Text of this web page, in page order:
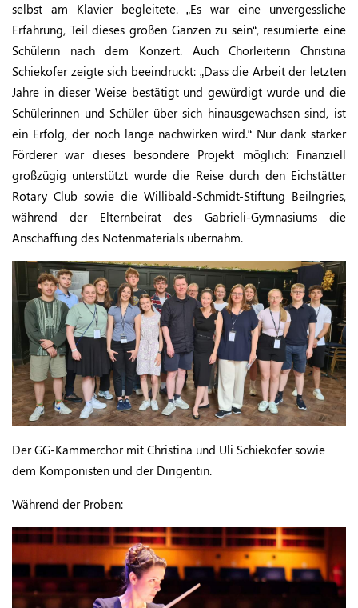
selbst am Klavier begleitete. „Es war eine unvergessliche
Erfahrung, Teil dieses großen Ganzen zu sein“, resümierte eine
Schülerin nach dem Konzert. Auch Chorleiterin Christina
Schiekofer zeigte sich beeindruckt: „Dass die Arbeit der letzten
Jahre in dieser Weise bestätigt und gewürdigt wurde und die
Schülerinnen und Schüler über sich hinausgewachsen sind, ist
ein Erfolg, der noch lange nachwirken wird.“ Nur dank starker
Förderer war dieses besondere Projekt möglich: Finanziell
großzügig unterstützt wurde die Reise durch den Eichstätter
Rotary Club sowie die Willibald-Schmidt-Stiftung Beilngries,
während der Elternbeirat des Gabrieli-Gymnasiums die
Anschaffung des Notenmaterials übernahm.
Der GG-Kammerchor mit Christina und Uli Schiekofer sowie
dem Komponisten und der Dirigentin.
Während der Proben: